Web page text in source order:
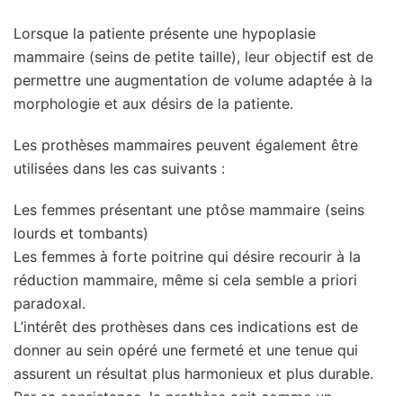
Lorsque la patiente présente une hypoplasie
mammaire (seins de petite taille), leur objectif est de
permettre une augmentation de volume adaptée à la
morphologie et aux désirs de la patiente.
Les prothèses mammaires peuvent également être
utilisées dans les cas suivants :
Les femmes présentant une ptôse mammaire (seins
lourds et tombants)
Les femmes à forte poitrine qui désire recourir à la
réduction mammaire, même si cela semble a priori
paradoxal.
L’intérêt des prothèses dans ces indications est de
donner au sein opéré une fermeté et une tenue qui
assurent un résultat plus harmonieux et plus durable.